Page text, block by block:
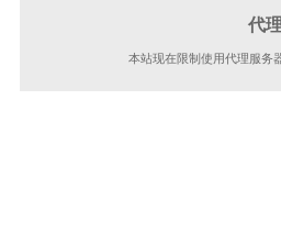
代
本站现在限制使用代理服务